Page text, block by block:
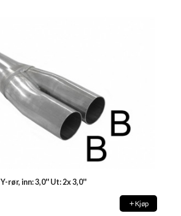
Y-rør, inn: 3,0'' Ut: 2x 3,0''
Kjøp